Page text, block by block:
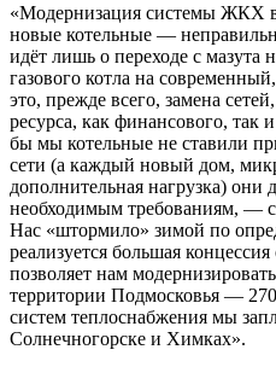
«Модернизация системы ЖКХ
новые котельные —
идёт лишь о переходе с мазута
газового котла на
это, прежде всего, замена
ресурса, как финансового, так
бы мы котельные не ставили
сети (а каждый новый дом,
дополнительная нагрузка) они
необходимым требованиям, —
Нас «штормило» зимой по
реализуется большая
позволяет нам
территории Подмосковья —
систем теплоснабжения мы
Солнечногорске и Химках».